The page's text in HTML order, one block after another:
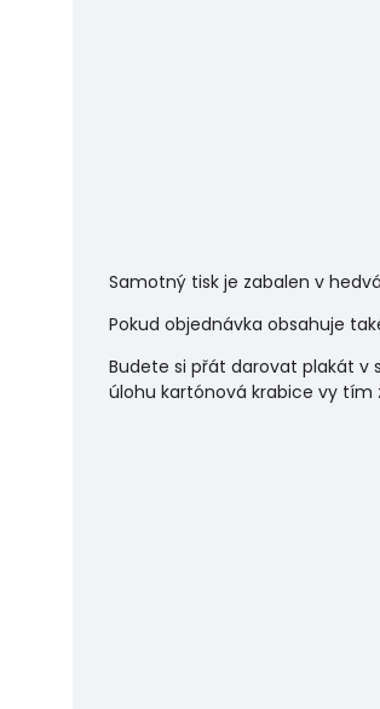
Samotný tisk je zabalen v
Pokud objednávka obsahuje
Budete si přát darovat plakát v
úlohu kartónová krabice vy tím